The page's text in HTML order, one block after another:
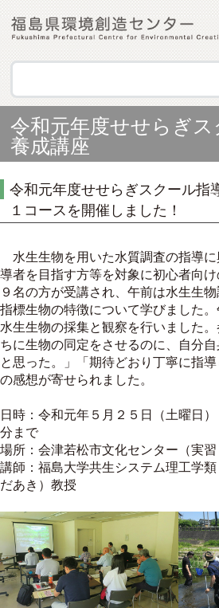
令和元年度せせらぎ
養成講座
令和元年度せせらぎスクール
１コースを開催しました！
水生生物を用いた水質調査の指導
導者を目指す方等を対象に初心者向け
９名の方が受講され、午前は水生生
指標生物の特徴について学びました
水生生物の採集と観察を行いました
ちに生物の同定をさせるのに、自分
と思った。」「期待どおり丁寧に指
の感想が寄せられました。
日時：令和元年５月２５日（土曜日
分まで
場所：会津若松市文化センター（実
講師：福島大学共生システム理工
だあき）教授